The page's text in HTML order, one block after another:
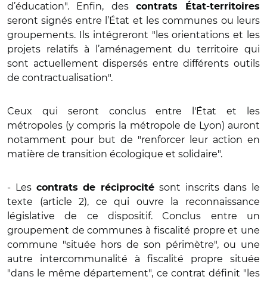
d’éducation". Enfin, des
contrats État-territoires
seront signés entre l’État et les communes ou leurs
groupements. Ils intégreront "les orientations et les
projets relatifs à l’aménagement du territoire qui
sont actuellement dispersés entre différents outils
de contractualisation".
Ceux qui seront conclus entre l'État et les
métropoles (y compris la métropole de Lyon) auront
notamment pour but de "renforcer leur action en
matière de transition écologique et solidaire".
- Les contrats de réciprocité sont inscrits dans le
texte (article 2), ce qui ouvre la reconnaissance
législative de ce dispositif. Conclus entre un
groupement de communes à fiscalité propre et une
commune "située hors de son périmètre", ou une
autre intercommunalité à fiscalité propre située
"dans le même département", ce contrat définit "les